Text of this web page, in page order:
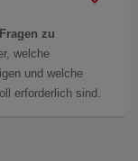
zu
welche
und welche
erforderlich sind.